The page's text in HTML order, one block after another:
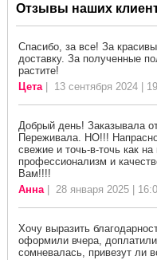
Отзывы наших
Спасибо, за все! За
доставку. За полученные
растите!
Цета| 13 сентября 2024 |
Добрый день! Заказывала
Переживала. НО!!!
свежие и точь-в-точь как
профессионализм и
Вам!!!!
Анна| 28 января 2025 |
Хочу выразить
оформили вчера,
сомневалась, привезут ли